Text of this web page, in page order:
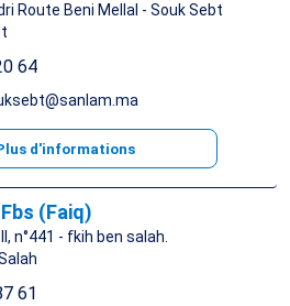
Route Beni Mellal - Souk Sebt
64
d'informations
(Faiq)
n°441 - fkih ben salah.
61